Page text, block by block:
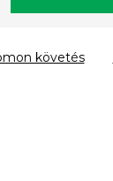
követés